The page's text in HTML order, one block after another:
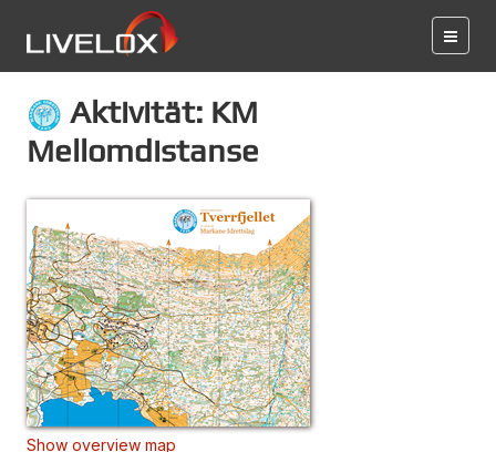
Aktivität: KM
Mellomdistanse
Show overview map